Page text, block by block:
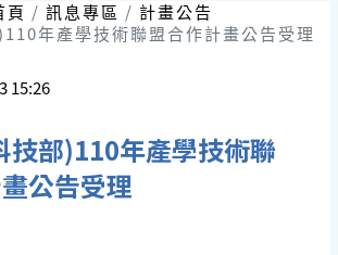
頁 訊息專區
計畫公告
年產學技術聯盟合作計畫公告受理
15:26
技部)110年產學技術聯
公告受理